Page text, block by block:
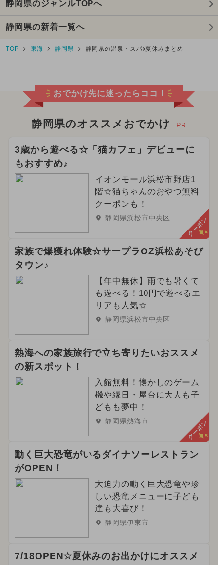
静岡県のジャンルTOPへ
静岡県の新着一覧へ
TOP 東海 静岡県 静岡県の温泉・スパx夏休みまとめ
おでかけ先に迷ったらココ！
静岡県のオススメおでかけ PR
3歳から遊べる☆「猫カフェ」デビューに
もおすすめ♪
イオンモール浜松市野店1
階☆猫ちゃんのおやつ無料
クーポンも！
静岡県浜松市中央区 クーポン
家族で爆獲れ体験☆サープラOZ浜松あそび
タウン♪
【年中無休】雨でも暑くて
も遊べる！10円で遊べるエ
リアも人気☆
静岡県浜松市中央区
熱海への家族旅行で立ち寄りたいおススメ
の新スポット！
入館無料！懐かしのゲーム
機や縁日・屋台に大人も子
どもも夢中！
静岡県熱海市 クーポン
動く巨大恐竜がいるダイナソーレストラン
がOPEN！
大迫力の動く巨大恐竜や珍
しい恐竜メニューに子ども
達も大喜び！
静岡県伊東市
7/18OPEN☆夏休みのお出かけにオススメ